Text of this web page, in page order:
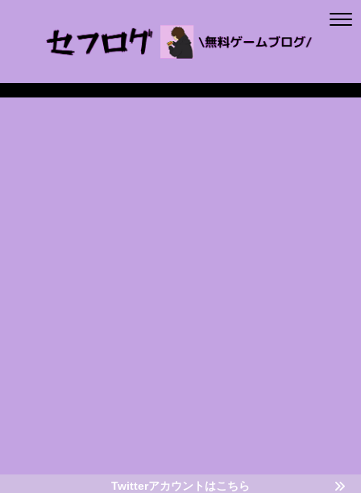
Twitterアカウントはこちら